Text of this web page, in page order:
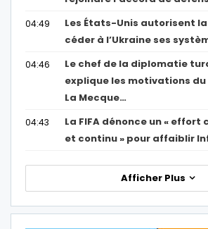
04:49
Les États-Unis autorisent
céder à l’Ukraine ses
04:46
Le chef de la diplomatie
explique les motivations du
La Mecque…
04:43
La FIFA dénonce un « effort
et continu » pour affaiblir
Afficher Plus